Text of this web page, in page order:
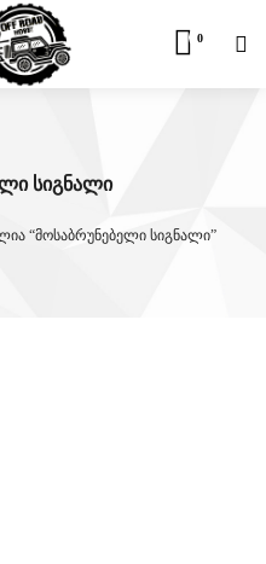
0
ᲡᲘᲒᲜᲐᲚᲘ
“მოსაბრუნებელი სიგნალი”